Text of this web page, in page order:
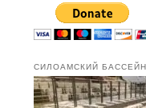
СИЛОАМСКИЙ БАССЕЙН